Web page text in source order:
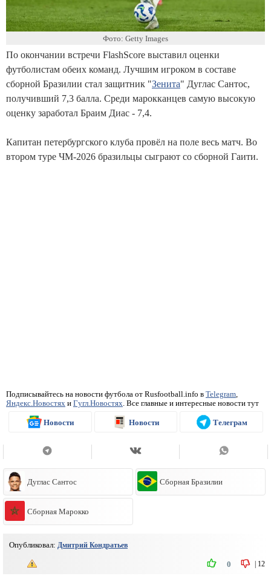
Фото: Getty Images
По окончании встречи FlashScore выставил оценки
футболистам обеих команд. Лучшим игроком в составе
сборной Бразилии стал защитник "Зенита" Дуглас Сантос,
получивший 7,3 балла. Среди марокканцев самую высокую
оценку заработал Браим Диас - 7,4.
Капитан петербургского клуба провёл на поле весь матч. Во
втором туре ЧМ-2026 бразильцы сыграют со сборной Гаити.
Подписывайтесь на новости футбола от Rusfootball.info в Telegram,
Яндекс.Новостях и Гугл.Новостях. Все главные и интересные новости тут
Новости Новости Телеграм
Дуглас Сантос Сборная Бразилии
Сборная Марокко
Опубликовал: Дмитрий Кондратьев
12
0